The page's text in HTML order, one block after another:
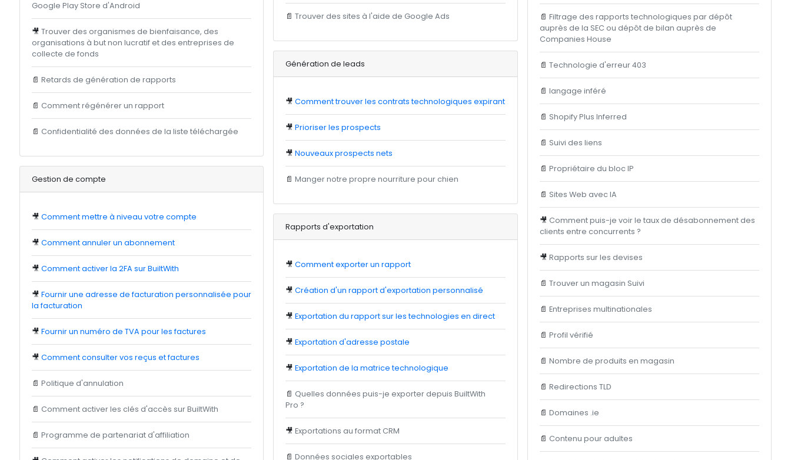
Google Play Store d'Android
🎥 Trouver des organismes de bienfaisance, des
organisations à but non lucratif et des entreprises de
collecte de fonds
📄 Retards de génération de rapports
📄 Comment régénérer un rapport
📄 Confidentialité des données de la liste téléchargée
Gestion de compte
🎥 Comment mettre à niveau votre compte
🎥 Comment annuler un abonnement
🎥 Comment activer la 2FA sur BuiltWith
🎥 Fournir une adresse de facturation personnalisée pour
la facturation
🎥 Fournir un numéro de TVA pour les factures
🎥 Comment consulter vos reçus et factures
📄 Politique d'annulation
📄 Comment activer les clés d'accès sur BuiltWith
📄 Programme de partenariat d'affiliation
📄Trouver des sites à l'aide de Google Ads
Génération de leads
🎥Comment trouver les contrats technologiques expirant
🎥Prioriser les prospects
🎥Nouveaux prospects nets
📄Manger notre propre nourriture pour chien
Rapports d'exportation
🎥Comment exporter un rapport
🎥Création d'un rapport d'exportation personnalisé
🎥Exportation du rapport sur les technologies en direct
🎥Exportation d'adresse postale
🎥Exportation de la matrice technologique
📄 Quelles données puis-je exporter depuis BuiltWith
Pro ?
🎥Exportations au format CRM
📄Données sociales exportables
📄 Filtrage des rapports technologiques par dépôt
auprès de la SEC ou dépôt de bilan auprès de
Companies House
📄 Technologie d'erreur 403
📄 langage inféré
📄 Shopify Plus Inferred
📄 Suivi des liens
📄 Propriétaire du bloc IP
📄 Sites Web avec IA
🎥 Comment puis-je voir le taux de désabonnement des
clients entre concurrents ?
🎥 Rapports sur les devises
📄 Trouver un magasin Suivi
📄 Entreprises multinationales
📄 Profil vérifié
📄 Nombre de produits en magasin
📄 Redirections TLD
📄 Domaines .ie
📄 Contenu pour adultes